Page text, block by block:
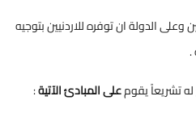
الدولة ان توفره للاردنيين بتوجيه
.
تشريعاً يقومعلى المبادئ الآتية: